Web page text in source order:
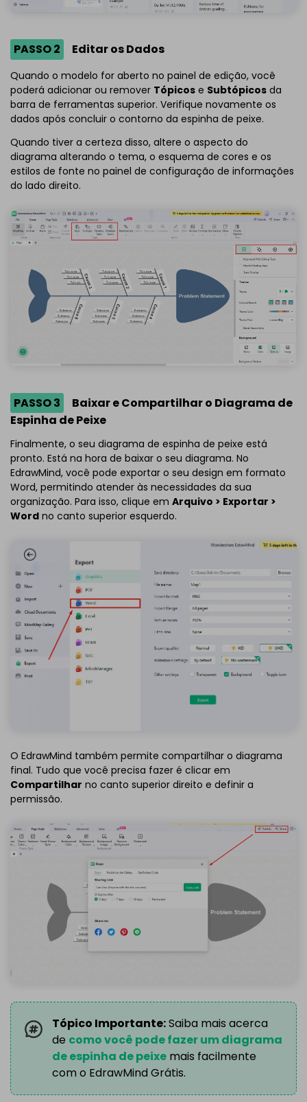
PASSO 2 Editar os Dados
Quando o modelo for aberto no painel de edição, você
poderá adicionar ou remover Tópicos e Subtópicos da
barra de ferramentas superior. Verifique novamente os
dados após concluir o contorno da espinha de peixe.
Quando tiver a certeza disso, altere o aspecto do
diagrama alterando o tema, o esquema de cores e os
estilos de fonte no painel de configuração de informações
do lado direito.
PASSO 3
Baixar e Compartilhar o Diagrama de
Espinha de Peixe
Finalmente, o seu diagrama de espinha de peixe está
pronto. Está na hora de baixar o seu diagrama. No
EdrawMind, você pode exportar o seu design em formato
Word, permitindo atender às necessidades da sua
organização. Para isso, clique em Arquivo > Exportar >
Word no canto superior esquerdo.
O EdrawMind também permite compartilhar o diagrama
final. Tudo que você precisa fazer é clicar em
Compartilhar no canto superior direito e definir a
permissão.
Tópico Importante:Saiba mais acerca
de como você pode fazer um diagrama
de espinha de peixemais facilmente
com o EdrawMind Grátis.